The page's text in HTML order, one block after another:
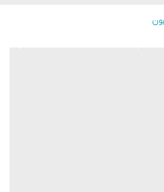
استفاده از این قاب مشکلی برای استفاده